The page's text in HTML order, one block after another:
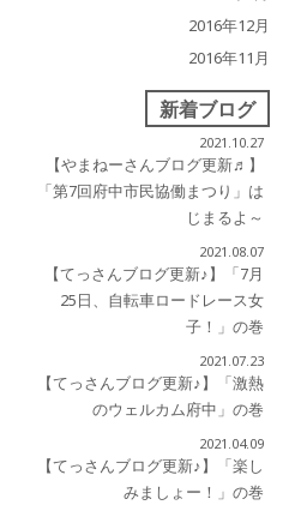
2016年12月
2016年11月
新着ブログ
2021.10.27
【やまねーさんブログ更新♬】
「第7回府中市民協働まつり」は
じまるよ～
2021.08.07
【てっさんブログ更新♪】「7月
25日、自転車ロードレース女
子！」の巻
2021.07.23
【てっさんブログ更新♪】「激熱
のウェルカム府中」の巻
2021.04.09
【てっさんブログ更新♪】「楽し
みましょー！」の巻